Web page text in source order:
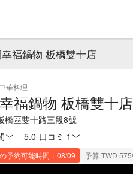
福鍋物 板橋雙十店
華料理
福鍋物 板橋雙十店
橋區雙十路三段8號
5.0 口コミ 1
予約可能時間：08/09 予算 TWD 575